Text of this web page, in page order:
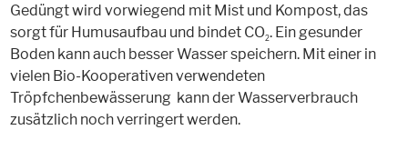
Gedüngt wird vorwiegend mit Mist und Kompost, das
sorgt für Humusaufbau und bindet CO2. Ein gesunder
Boden kann auch besser Wasser speichern. Mit einer in
vielen Bio-Kooperativen verwendeten
Tröpfchenbewässerung kann der Wasserverbrauch
zusätzlich noch verringert werden.